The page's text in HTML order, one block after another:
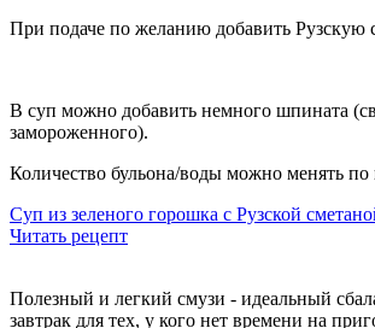
При подаче по желанию добавить Рузскую
В суп можно добавить немного шпината
замороженного).
Количество бульона/воды можно менять по
Суп из зеленого горошка с Рузской
Читать рецепт
Полезный и легкий смузи - идеальный
завтрак для тех, у кого нет времени на